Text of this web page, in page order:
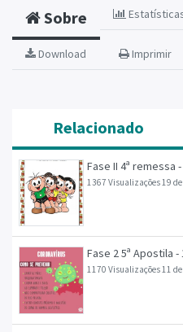
Relacionado
Fase II 4ª
1367 Visualizações19
1170 Visualizações11
Sobre
Download Imprimir